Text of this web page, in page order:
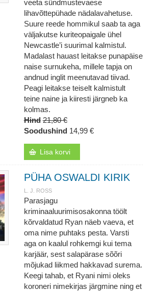
veeta sündmustevaese
lihavõttepühade nädalavahetuse.
Suure reede hommikul saab ta aga
väljakutse kuriteopaigale ühel
Newcastle’i suurimal kalmistul.
Madalast hauast leitakse punapäise
naise surnukeha, millele tapja on
andnud inglit meenutavad tiivad.
Peagi leitakse teiselt kalmistult
teine naine ja kiiresti järgneb ka
kolmas.
Hind 21,80 €
Soodushind 14,99 €
Lisa korvi
PÜHA OSWALDI KIRIK
L. J. ROSS
Parasjagu
kriminaaluurimisosakonna töölt
kõrvaldatud Ryan näeb vaeva, et
oma nime puhtaks pesta. Varsti
aga on kaalul rohkemgi kui tema
karjäär, sest salapärase sõõri
mõjukad liikmed hakkavad surema.
Keegi tahab, et Ryani nimi oleks
koroneri nimekirjas järgmine ning et